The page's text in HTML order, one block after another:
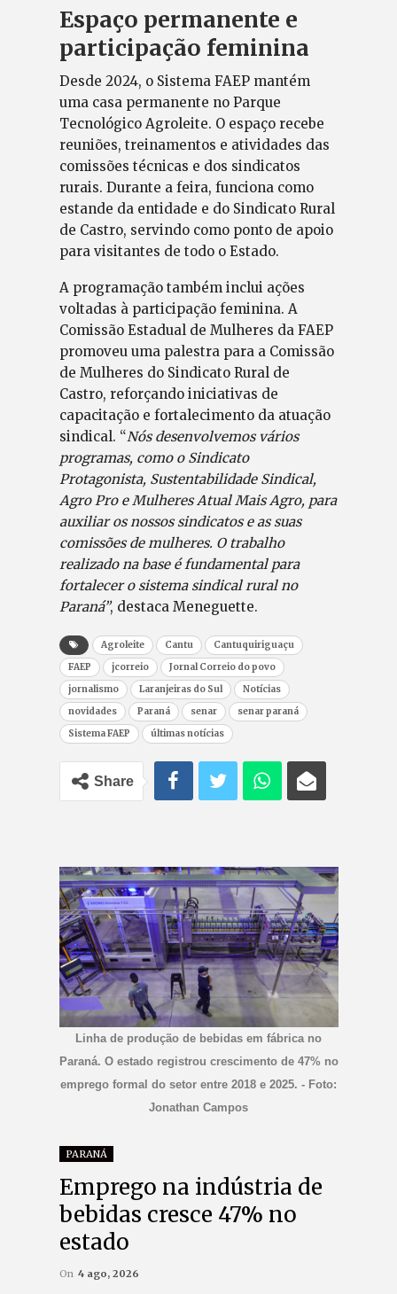
Espaço permanente e
participação feminina
Desde 2024, o Sistema FAEP mantém
uma casa permanente no Parque
Tecnológico Agroleite. O espaço recebe
reuniões, treinamentos e atividades das
comissões técnicas e dos sindicatos
rurais. Durante a feira, funciona como
estande da entidade e do Sindicato Rural
de Castro, servindo como ponto de apoio
para visitantes de todo o Estado.
A programação também inclui ações
voltadas à participação feminina. A
Comissão Estadual de Mulheres da FAEP
promoveu uma palestra para a Comissão
de Mulheres do Sindicato Rural de
Castro, reforçando iniciativas de
capacitação e fortalecimento da atuação
sindical. “Nós desenvolvemos vários
programas, como o Sindicato
Protagonista, Sustentabilidade Sindical,
Agro Pro e Mulheres Atual Mais Agro, para
auxiliar os nossos sindicatos e as suas
comissões de mulheres. O trabalho
realizado na base é fundamental para
fortalecer o sistema sindical rural no
Paraná”, destaca Meneguette.
Agroleite Cantu
Cantuquiriguaçu
FAEP
jcorreio
Jornal Correio do povo
jornalismo
Laranjeiras do Sul
Notícias
novidades
Paraná senar
senar paraná
Sistema FAEP
últimas notícias
Share
Linha de produção de bebidas em fábrica no
Paraná. O estado registrou crescimento de 47% no
emprego formal do setor entre 2018 e 2025. - Foto:
Jonathan Campos
PARANÁ
Emprego na indústria de
bebidas cresce 47% no
estado
On 4 ago, 2026